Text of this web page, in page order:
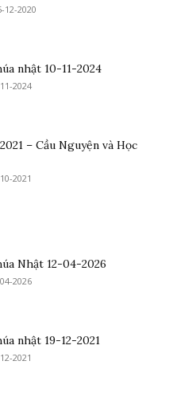
12-2020
nhật 10-11-2024
2024
– Cầu Nguyện và Học
2021
Nhật 12-04-2026
2026
nhật 19-12-2021
2021